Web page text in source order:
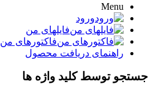
Menu
ورود
فایلهای من
فاکتورهای من
راهنمای دریافت محصول
جستجو توسط کلید واژه ها